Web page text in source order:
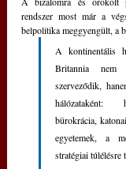
rendszer most már a
belpolitika meggyengült, a
A kontinentális
Britannia nem
szerveződik,
hálózataként:
bürokrácia,
egyetemek, a
stratégiai túlélésre